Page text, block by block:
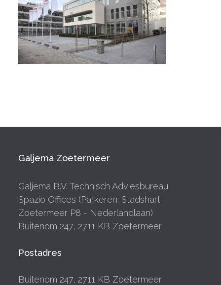
Galjema Zoetermeer
Galjema B.V. Technisch Adviesbureau
Spazio Offices (Parkeren: Stadshart
Zoetermeer P8 - Nederlandlaan)
Buitenom 247, 2711 KB Zoetermeer
Postadres
Buitenom 247, 2711 KB Zoetermeer